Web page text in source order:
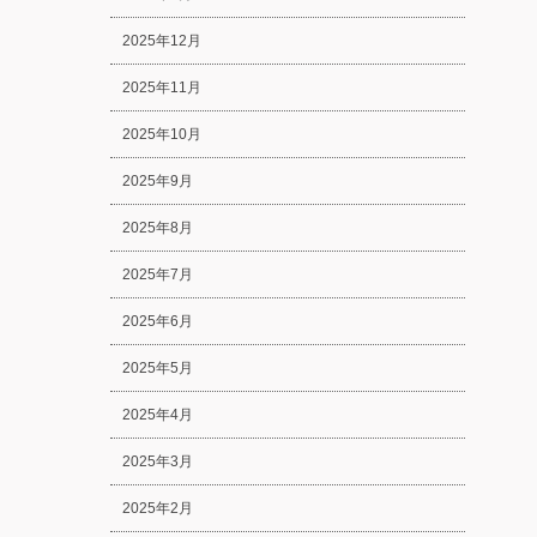
2025年12月
2025年11月
2025年10月
2025年9月
2025年8月
2025年7月
2025年6月
2025年5月
2025年4月
2025年3月
2025年2月